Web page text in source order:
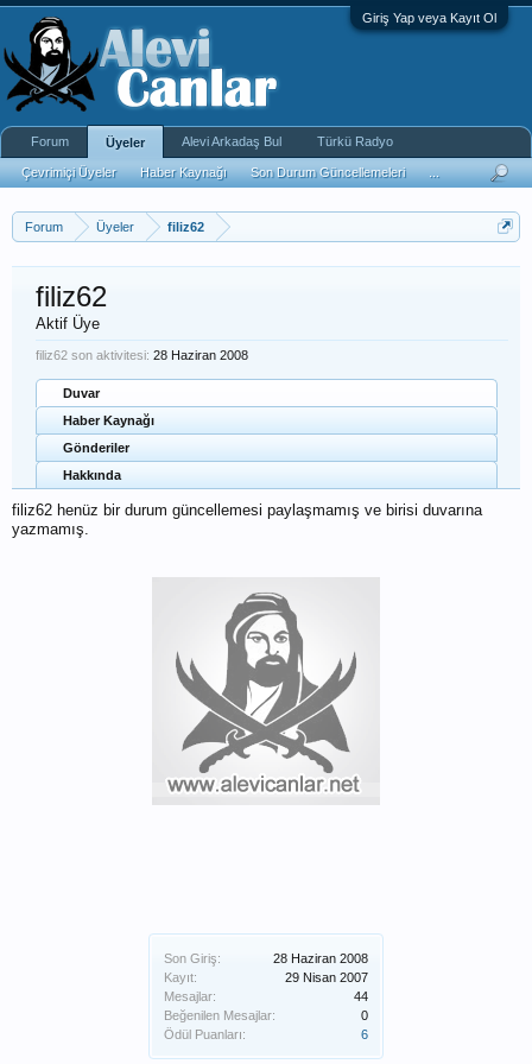
Giriş Yap veya Kayıt Ol
Forum Üyeler filiz62
Son Giriş:
28 Haziran 2008
Kayıt:
29 Nisan 2007
Mesajlar:
44
Beğenilen Mesajlar:
0
Ödül Puanları:
6
filiz62
Aktif Üye
filiz62 son aktivitesi: 28 Haziran 2008
Duvar
Haber Kaynağı
Gönderiler
Hakkında
filiz62 henüz bir durum güncellemesi paylaşmamış ve birisi duvarına
yazmamış.
Forum Üyeler
Çevrimiçi Üyeler Haber Kaynağı Son Durum Güncellemeleri
Alevi Arkadaş Bul Türkü Radyo